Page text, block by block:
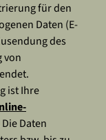
für den
Daten (E-
des
von
ist Ihre
Daten